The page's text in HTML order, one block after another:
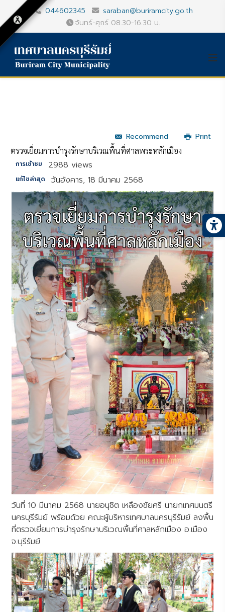
044602345
saraban@buriramcity.go.th
จันทร์-ศุกร์ 08.30-16.30 น.
Recommend
Print
ตรวจเยี่ยมการบํารุงรักษาบริเวณพื้นที่ศาลพระหลักเมือง
การเข้าชม 2988 views
แก้ไขล่าสุด วันอังคาร, 18 มีนาคม 2568
วันที่ 10 มีนาคม 2568 นายอนุชิต เหลืองชัยศรี นายกเทศมนตรี
นครบุรีรัมย์ พร้อมด้วย คณะผู้บริหารเทศบาลนครบุรีรัมย์ ลงพื้น
ที่ตรวจเยี่ยมการบํารุงรักษาบริเวณพื้นที่ศาลหลักเมือง อ.เมือง
จ.บุรีรัมย์